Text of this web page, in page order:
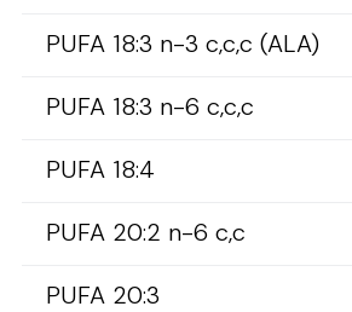
PUFA 18:3 n-3 c,c,c (ALA)
PUFA 18:3 n-6 c,c,c
PUFA 18:4
PUFA 20:2 n-6 c,c
PUFA 20:3